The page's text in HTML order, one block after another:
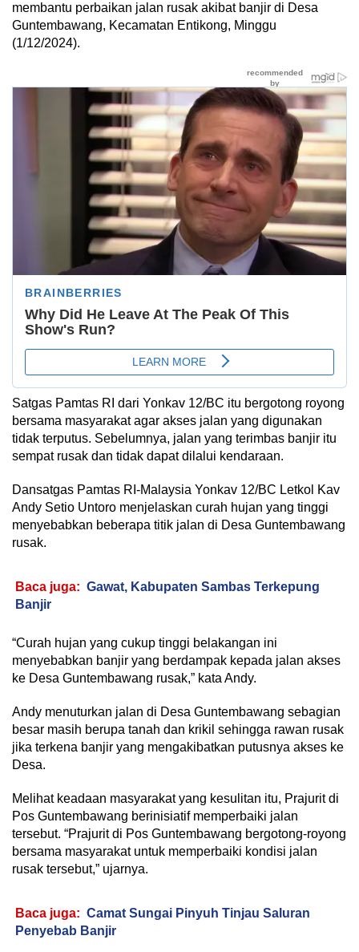
membantu perbaikan jalan rusak akibat banjir di Desa
Guntembawang, Kecamatan Entikong, Minggu
(1/12/2024).
Satgas Pamtas RI dari Yonkav 12/BC itu bergotong royong
bersama masyarakat agar akses jalan yang digunakan
tidak terputus. Sebelumnya, jalan yang terimbas banjir itu
sempat rusak dan tidak dapat dilalui kendaraan.
Dansatgas Pamtas RI-Malaysia Yonkav 12/BC Letkol Kav
Andy Setio Untoro menjelaskan curah hujan yang tinggi
menyebabkan beberapa titik jalan di Desa Guntembawang
rusak.
Baca juga: Gawat, Kabupaten Sambas Terkepung
Banjir
“Curah hujan yang cukup tinggi belakangan ini
menyebabkan banjir yang berdampak kepada jalan akses
ke Desa Guntembawang rusak,” kata Andy.
Andy menuturkan jalan di Desa Guntembawang sebagian
besar masih berupa tanah dan krikil sehingga rawan rusak
jika terkena banjir yang mengakibatkan putusnya akses ke
Desa.
Melihat keadaan masyarakat yang kesulitan itu, Prajurit di
Pos Guntembawang berinisiatif memperbaiki jalan
tersebut. “Prajurit di Pos Guntembawang bergotong-royong
bersama masyarakat untuk memperbaiki kondisi jalan
rusak tersebut,” ujarnya.
Baca juga: Camat Sungai Pinyuh Tinjau Saluran
Penyebab Banjir